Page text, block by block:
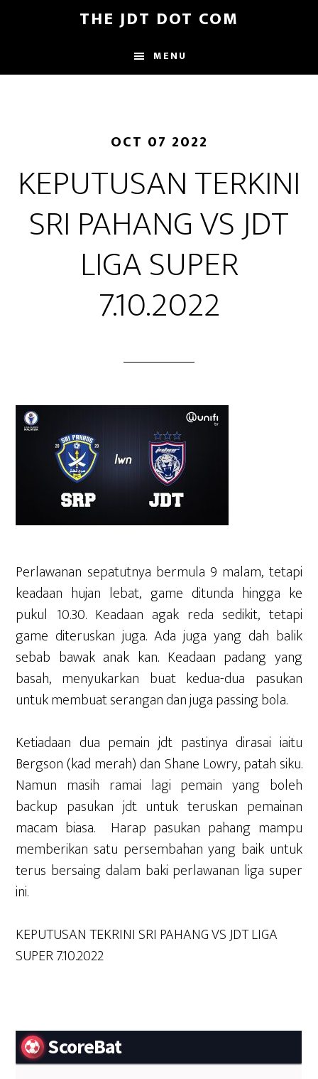
content
THE JDT DOT COM
MENU
OCT 07 2022
KEPUTUSAN TERKINI
SRI PAHANG VS JDT
LIGA SUPER
7.10.2022
Perlawanan sepatutnya bermula 9 malam, tetapi
keadaan hujan lebat, game ditunda hingga ke
pukul 10.30. Keadaan agak reda sedikit, tetapi
game diteruskan juga. Ada juga yang dah balik
sebab bawak anak kan. Keadaan padang yang
basah, menyukarkan buat kedua-dua pasukan
untuk membuat serangan dan juga passing bola.
Ketiadaan dua pemain jdt pastinya dirasai iaitu
Bergson (kad merah) dan Shane Lowry, patah siku.
Namun masih ramai lagi pemain yang boleh
backup pasukan jdt untuk teruskan pemainan
macam biasa. Harap pasukan pahang mampu
memberikan satu persembahan yang baik untuk
terus bersaing dalam baki perlawanan liga super
ini.
KEPUTUSAN TEKRINI SRI PAHANG VS JDT LIGA
SUPER 7.10.2022